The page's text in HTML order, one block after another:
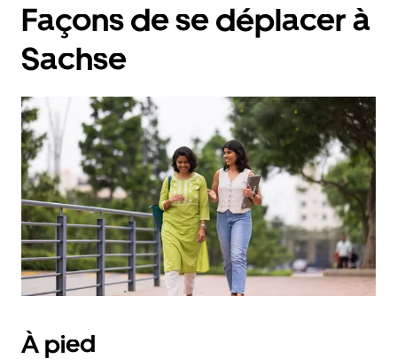
Façons de se déplacer à
Sachse
À pied